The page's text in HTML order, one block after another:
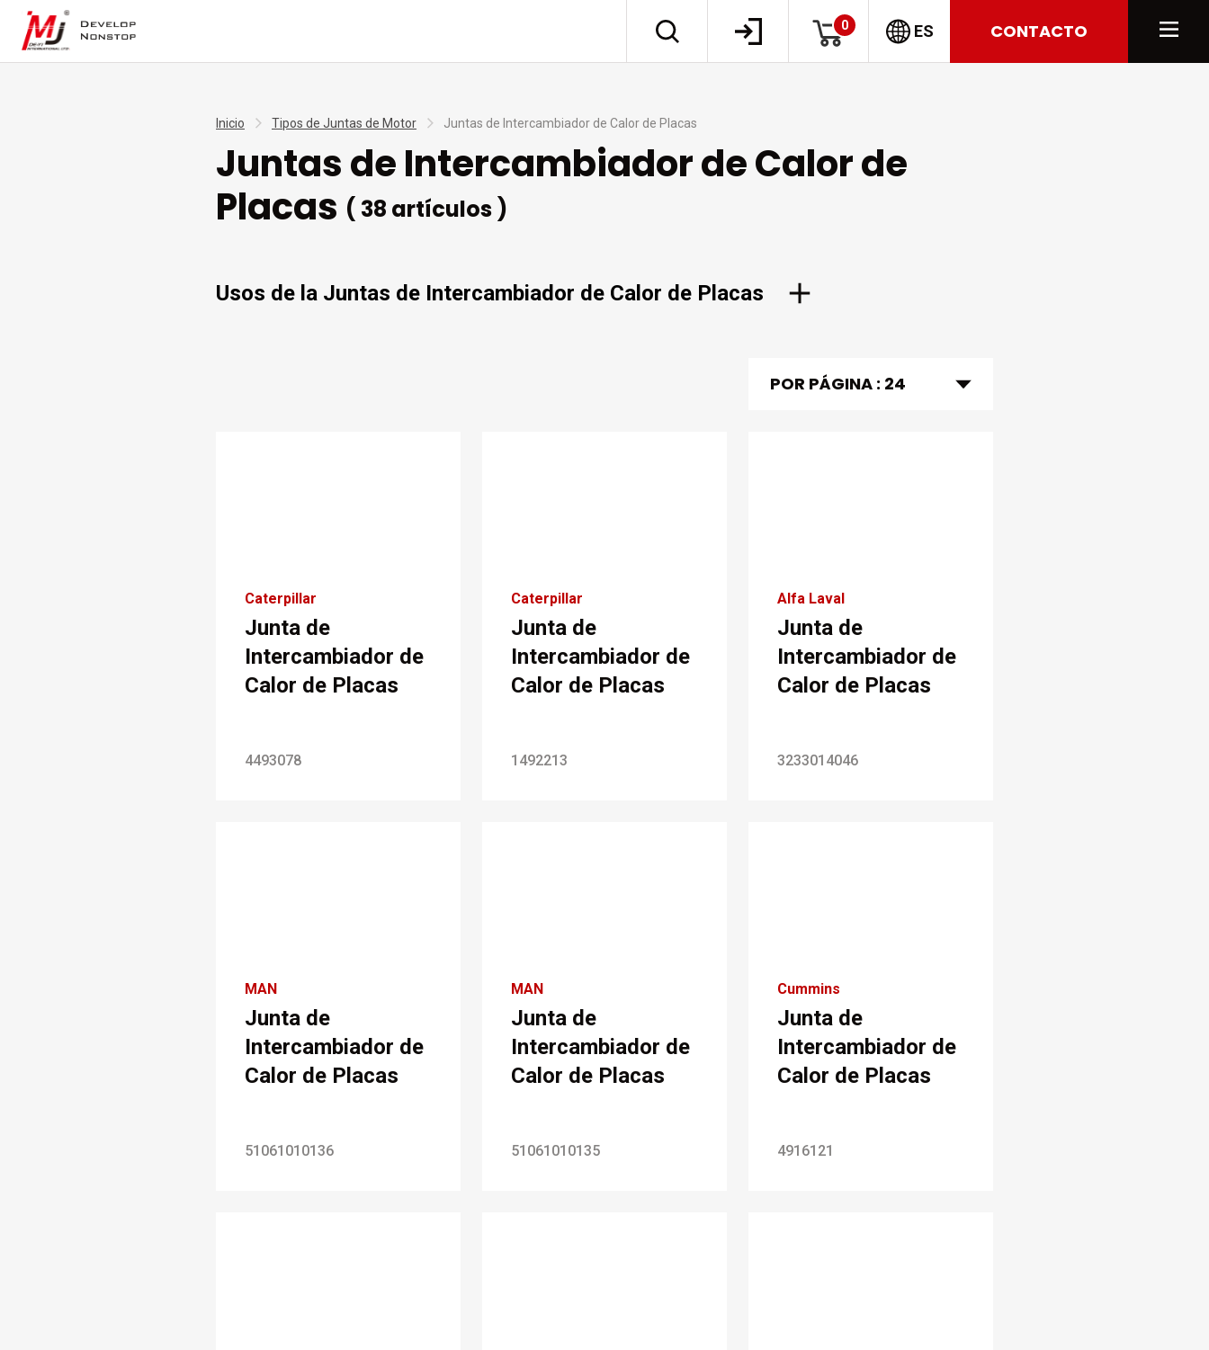
0 ES CONTACTO
Inicio Tipos de Juntas de Motor Juntas de Intercambiador de Calor de Placas
Juntas de Intercambiador de Calor de
Placas ( 38 artículos )
Usos de la Juntas de Intercambiador de Calor de Placas
POR PÁGINA : 24
Caterpillar
Junta de
Intercambiador de
Calor de Placas
4493078
Caterpillar
Junta de
Intercambiador de
Calor de Placas
1492213
Alfa Laval
Junta de
Intercambiador de
Calor de Placas
3233014046
MAN
Junta de
Intercambiador de
Calor de Placas
51061010136
MAN
Junta de
Intercambiador de
Calor de Placas
51061010135
Cummins
Junta de
Intercambiador de
Calor de Placas
4916121